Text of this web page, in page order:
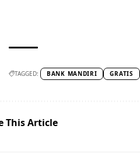
TAGGED: BANK MANDIRI GRATIS
This Article